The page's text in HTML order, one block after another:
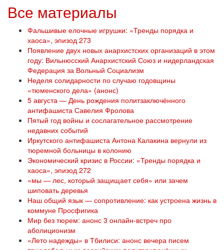
Все материалы
Фальшивые елочные игрушки: «Тренды порядка и
хаоса», эпизод 273
Появление двух новых анархистских организаций в этом
году: Вильнюсский Анархистский Союз и нидерландская
Федерация за Вольный Социализм
Неделя солидарности по случаю годовщины
«тюменского дела» (анонс)
5 августа — День рождения политзаключённого
антифашиста Савелия Фролова
Пятый год войны и сослагательное рассмотрение
недавних событий
Иркутского антифашиста Антона Калакина вернули из
тюремной больницы в колонию
Экономический кризис в России: «Тренды порядка и
хаоса», эпизод 272
«мы — лес, который защищает себя» или зачем
шиповать деревья
Наш общий язык — сопротивление: как устроена жизнь в
коммуне Просфигика
Мир без тюрем: анонс 3 онлайн-встреч про
аболиционизм
«Лето надежды» в Тбилиси: анонс вечера писем